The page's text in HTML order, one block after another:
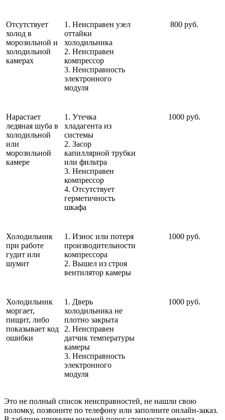
Отсутствует
холод в
морозильной и
холодильной
камерах
1. Неисправен узел
оттайки
холодильника
2. Неисправен
компрессор
3. Неисправность
электронного
модуля
800 руб.
Нарастает
ледяная шуба в
холодильной
или
морозильной
камере
1. Утечка
хладагента из
системы
2. Засор
капиллярной трубки
или фильтра
3. Неисправен
компрессор
4. Отсутствует
герметичность
шкафа
1000 руб.
Холодильник
при работе
гудит или
шумит
1. Износ или потеря
производительности
компрессора
2. Вышел из строя
вентилятор камеры
1000 руб.
Холодильник
моргает,
пищит, либо
показывает код
ошибки
1. Дверь
холодильника не
плотно закрыта
2. Неисправен
датчик температуры
камеры
3. Неисправность
электронного
модуля
1000 руб.
Это не полный список неисправностей, не нашли свою
поломку, позвоните по телефону или заполните онлайн-заказ.